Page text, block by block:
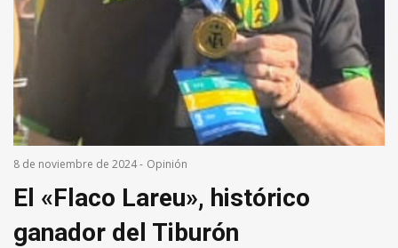
8 de noviembre de 2024- Opinión
El «Flaco Lareu», histórico
ganador del Tiburón